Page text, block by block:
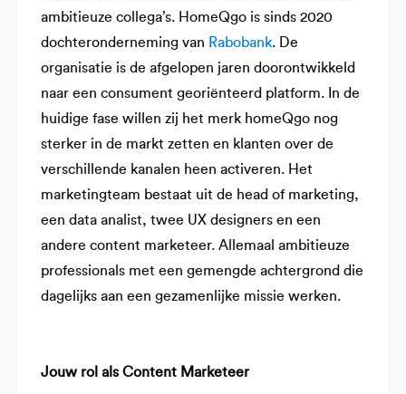
ambitieuze collega’s. HomeQgo is sinds 2020
dochteronderneming van Rabobank. De
organisatie is de afgelopen jaren doorontwikkeld
naar een consument georiënteerd platform. In de
huidige fase willen zij het merk homeQgo nog
sterker in de markt zetten en klanten over de
verschillende kanalen heen activeren. Het
marketingteam bestaat uit de head of marketing,
een data analist, twee UX designers en een
andere content marketeer. Allemaal ambitieuze
professionals met een gemengde achtergrond die
dagelijks aan een gezamenlijke missie werken.
Jouw rol als Content Marketeer